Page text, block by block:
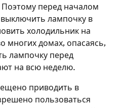
перед началом
лампочку в
холодильник на
многих домах, опасаясь,
лампочку перед
на всю неделю.
приводить в
пользоваться